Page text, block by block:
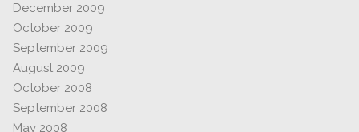
December 2009
October 2009
September 2009
August 2009
October 2008
September 2008
May 2008